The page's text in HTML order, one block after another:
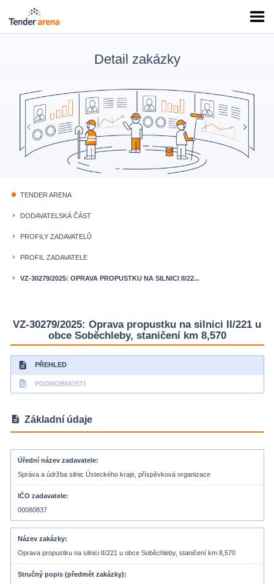
Detail zakázky
fiber_manual_record TENDER ARENA
keyboard_arrow_right DODAVATELSKÁ ČÁST
keyboard_arrow_right PROFILY ZADAVATELŮ
keyboard_arrow_right PROFIL ZADAVATELE
keyboard_arrow_right VZ-30279/2025: OPRAVA PROPUSTKU NA SILNICI II/22...
VZ-30279/2025: Oprava propustku na silnici II/221 u
obce Soběchleby, staničení km 8,570
description PŘEHLED
find_in_page PODROBNOSTI
description Základní údaje
Úřední název zadavatele
Správa a údržba silnic Ústeckého kraje, příspěvková organizace
IČO zadavatele
00080837
Název zakázky
Oprava propustku na silnici II/221 u obce Soběchleby, staničení km 8,570
Stručný popis (předmět zakázky)